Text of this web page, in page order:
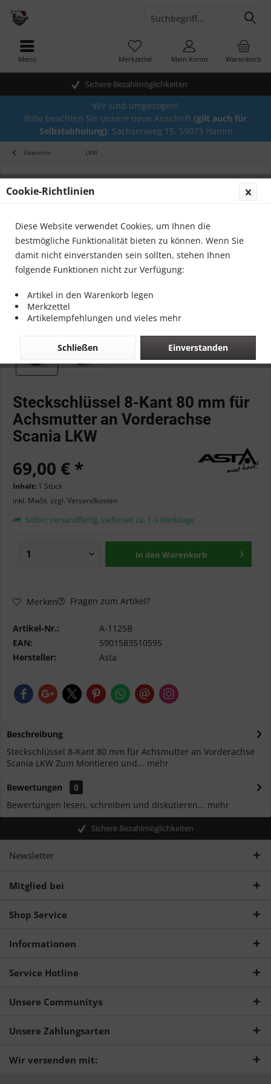
Sichere Bezahlmöglichkeiten
Warenkorb
Merkzettel Mein Konto
Menü
Wir sind umgezogen!
Bitte beachten Sie unsere neue Anschrift (gilt auch für
Selbstabholung): Sachsenweg 15, 59073 Hamm
Übersicht LKW
Steckschlüssel 8-Kant 80 mm für
Achsmutter an Vorderachse
Scania LKW
69,00 € *
Inhalt: 1 Stück
inkl. MwSt. zzgl. Versandkosten
Sofort versandfertig, Lieferzeit ca. 1-3 Werktage
In den Warenkorb
Merken Fragen zum Artikel?
Artikel-Nr.:
A-1125B
EAN:
5901583510595
Hersteller:
Asta
Beschreibung
Steckschlüssel 8-Kant 80 mm für Achsmutter an Vorderachse
Scania LKW Zum Montieren und... mehr
Bewertungen
0
Bewertungen lesen, schreiben und diskutieren... mehr
Sichere Bezahlmöglichkeiten
Newsletter
Mitglied bei
Shop Service
Informationen
Service Hotline
Unsere Communitys
Unsere Zahlungsarten
Wir versenden mit:
Cookie-Richtlinien
Diese Website verwendet Cookies, um Ihnen die
bestmögliche Funktionalität bieten zu können. Wenn Sie
damit nicht einverstanden sein sollten, stehen Ihnen
folgende Funktionen nicht zur Verfügung:
Artikel in den Warenkorb legen
Merkzettel
Artikelempfehlungen und vieles mehr
Einverstanden
Schließen